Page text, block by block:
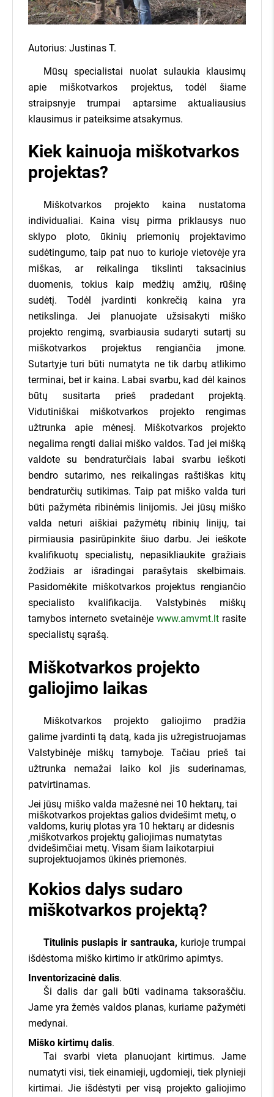
Autorius: Justinas T.
Mūsų specialistai nuolat sulaukia klausimų
apie miškotvarkos projektus, todėl šiame
straipsnyje trumpai aptarsime aktualiausius
klausimus ir pateiksime atsakymus.
Kiek kainuoja miškotvarkos
projektas?
Miškotvarkos projekto kaina nustatoma
individualiai. Kaina visų pirma priklausys nuo
sklypo ploto, ūkinių priemonių projektavimo
sudėtingumo, taip pat nuo to kurioje vietovėje yra
miškas, ar reikalinga tikslinti taksacinius
duomenis, tokius kaip medžių amžių, rūšinę
sudėtį. Todėl įvardinti konkrečią kaina yra
netikslinga. Jei planuojate užsisakyti miško
projekto rengimą, svarbiausia sudaryti sutartį su
miškotvarkos projektus rengiančia įmone.
Sutartyje turi būti numatyta ne tik darbų atlikimo
terminai, bet ir kaina. Labai svarbu, kad dėl kainos
būtų susitarta prieš pradedant projektą.
Vidutiniškai miškotvarkos projekto rengimas
užtrunka apie mėnesį. Miškotvarkos projekto
negalima rengti daliai miško valdos. Tad jei mišką
valdote su bendraturčiais labai svarbu ieškoti
bendro sutarimo, nes reikalingas raštiškas kitų
bendraturčių sutikimas. Taip pat miško valda turi
būti pažymėta ribinėmis linijomis. Jei jūsų miško
valda neturi aiškiai pažymėtų ribinių linijų, tai
pirmiausia pasirūpinkite šiuo darbu. Jei ieškote
kvalifikuotų specialistų, nepasikliaukite gražiais
žodžiais ar išradingai parašytais skelbimais.
Pasidomėkite miškotvarkos projektus rengiančio
specialisto kvalifikacija. Valstybinės miškų
tarnybos interneto svetainėje www.amvmt.lt rasite
specialistų sąrašą.
Miškotvarkos projekto
galiojimo laikas
Miškotvarkos projekto galiojimo pradžia
galime įvardinti tą datą, kada jis užregistruojamas
Valstybinėje miškų tarnyboje. Tačiau prieš tai
užtrunka nemažai laiko kol jis suderinamas,
patvirtinamas.
Jei jūsų miško valda mažesnė nei 10 hektarų, tai
miškotvarkos projektas galios dvidešimt metų, o
valdoms, kurių plotas yra 10 hektarų ar didesnis
,miškotvarkos projektų galiojimas numatytas
dvidešimčiai metų. Visam šiam laikotarpiui
suprojektuojamos ūkinės priemonės.
Kokios dalys sudaro
miškotvarkos projektą?
Titulinis puslapis ir santrauka, kurioje trumpai
išdėstoma miško kirtimo ir atkūrimo apimtys.
Inventorizacinė dalis.
Ši dalis dar gali būti vadinama taksoraščiu.
Jame yra žemės valdos planas, kuriame pažymėti
medynai.
Miško kirtimų dalis.
Tai svarbi vieta planuojant kirtimus. Jame
numatyti visi, tiek einamieji, ugdomieji, tiek plynieji
kirtimai. Jie išdėstyti per visą projekto galiojimo
užklausą, įvesdami savo miško
kontaktus.
Pateiksime ir išsiųsime Jūsų
miško pasiūlymą daugiau nei 400
įmonių visoje Lietuvoje.
Įmonės, kurioms Jūsų miškas
aktualus, sistemoje pateiks savo
kainų pasiūlymus iškart gausite
el. paštu, bei SMS žinutėmis!
Miško savininkams - nemokamai!
7 dienas įmonės varžysis dėl Jūsų miško
Kainų pasiūlymus gausite SMS žinute
Jokių įsipareigojimų parduoti
Daugiau nei 400 miškininkystės įmonių
apie mus kalba: